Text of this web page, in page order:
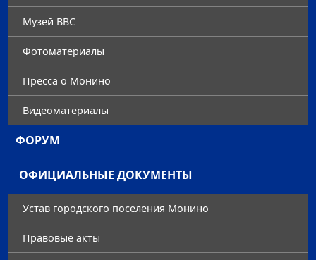
Музей ВВС
Фотоматериалы
Преccа о Монино
Видеоматериалы
ФОРУМ
ОФИЦИАЛЬНЫЕ ДОКУМЕНТЫ
Устав городского поселения Монино
Правовые акты